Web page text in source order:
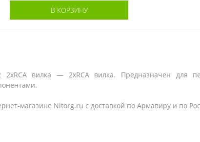
В КОРЗИНУ
вилка — 2xRCA вилка. Предназначен для
магазине Nitorg.ru с доставкой по Армавиру и по